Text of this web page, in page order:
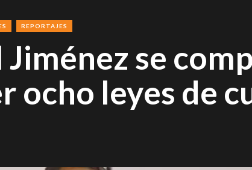
REPORTAJES
se
ocho leyes de